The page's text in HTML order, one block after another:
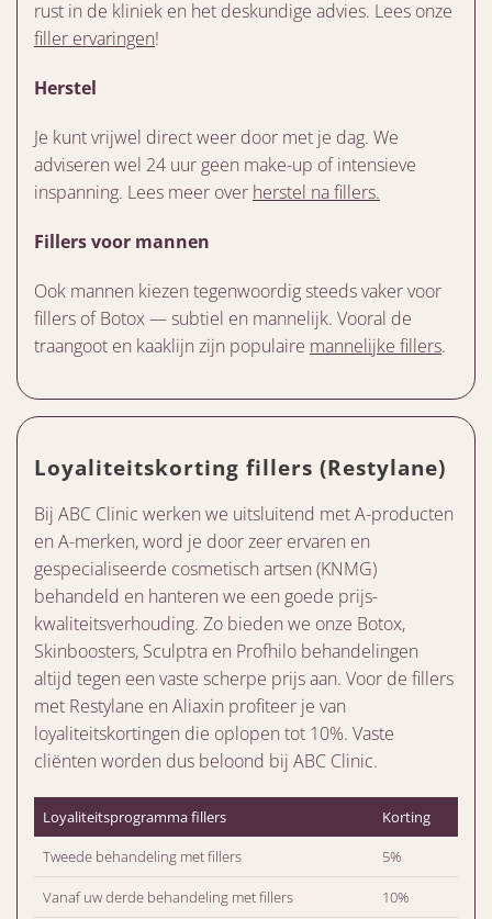
rust in de kliniek en het deskundige advies. Lees onze
filler ervaringen!
Herstel
Je kunt vrijwel direct weer door met je dag. We
adviseren wel 24 uur geen make-up of intensieve
inspanning. Lees meer over herstel na fillers.
Fillers voor mannen
Ook mannen kiezen tegenwoordig steeds vaker voor
fillers of Botox — subtiel en mannelijk. Vooral de
traangoot en kaaklijn zijn populaire mannelijke fillers.
Loyaliteitskorting fillers (Restylane)
Bij ABC Clinic werken we uitsluitend met A-producten
en A-merken, word je door zeer ervaren en
gespecialiseerde cosmetisch artsen (KNMG)
behandeld en hanteren we een goede prijs-
kwaliteitsverhouding. Zo bieden we onze Botox,
Skinboosters, Sculptra en Profhilo behandelingen
altijd tegen een vaste scherpe prijs aan. Voor de fillers
met Restylane en Aliaxin profiteer je van
loyaliteitskortingen die oplopen tot 10%. Vaste
cliënten worden dus beloond bij ABC Clinic.
Loyaliteitsprogramma fillers
Korting
Tweede behandeling met fillers
5%
Vanaf uw derde behandeling met fillers 10%